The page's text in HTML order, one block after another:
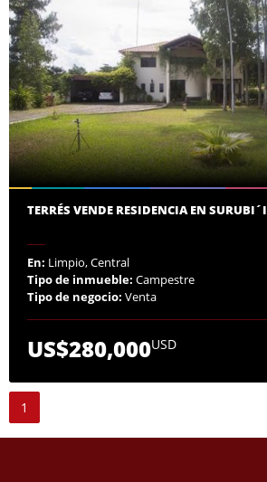
TERRÉS VENDE RESIDENCIA EN SURUBI´I
En: Limpio, Central
Tipo de inmueble: Campestre
Tipo de negocio: Venta
US$280,000USD
1